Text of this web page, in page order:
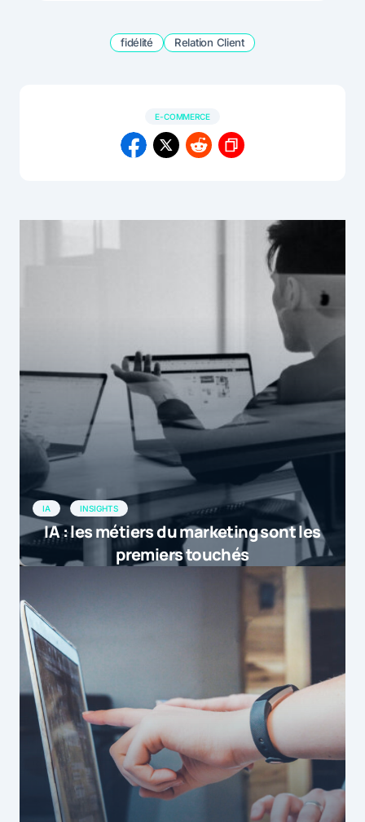
fidélité Relation Client
E-COMMERCE
IA INSIGHTS
IA : les métiers du marketing sont les
premiers touchés